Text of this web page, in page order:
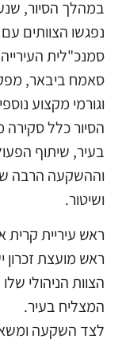
במהלך הסיור,
נפגשו הצוותים
סמנכ"לית
סאמח ביבאר,
וגורמי מקצוע
הסיור כלל סקירה
בעיר, שיתוף
וההשקעה הרבה
ושיטור.
ראש עיריית
ראש מועצת
הצוות הניהולי
המצליח בעיר.
לצד השקעה